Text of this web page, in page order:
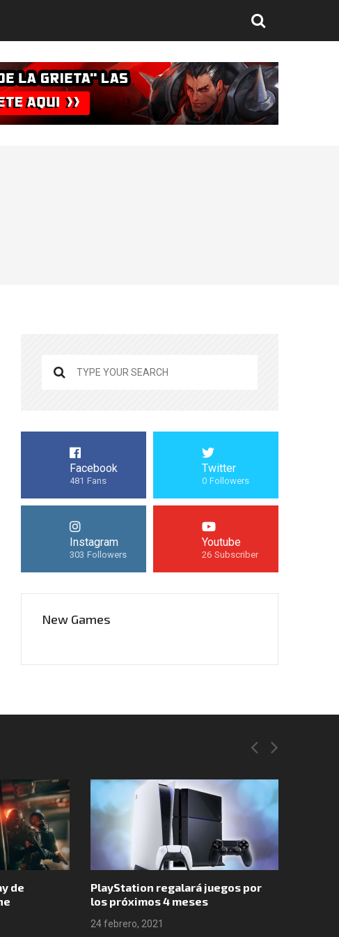
Facebook
481 Fans
Twitter
0 Followers
Instagram
303 Followers
Youtube
26 Subscriber
New Games
PlayStation regalará juegos por
los próximos 4 meses
24 febrero, 2021